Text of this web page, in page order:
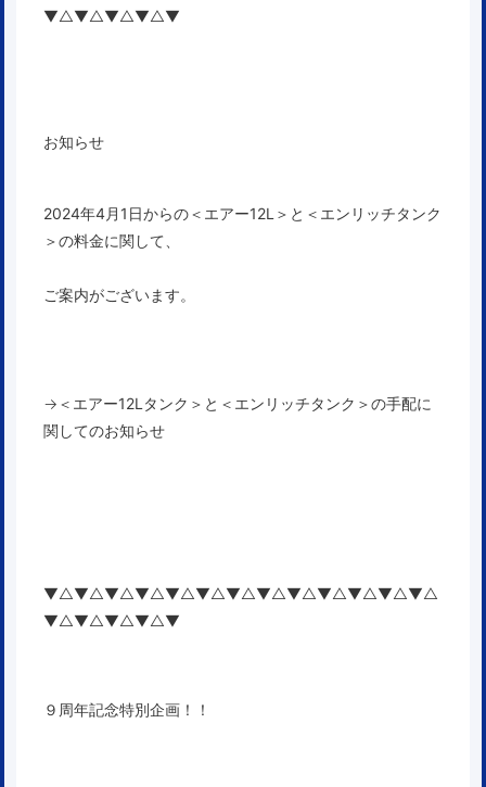
▼△▼△▼△▼△▼
お知らせ
2024年4月1日からの＜エアー12L＞と＜エンリッチタンク
＞の料金に関して、
ご案内がございます。
→ ＜エアー12Lタンク＞と＜エンリッチタンク＞の手配に
関してのお知らせ
▼△▼△▼△▼△▼△▼△▼△▼△▼△▼△▼△▼△▼△
▼△▼△▼△▼△▼
９周年記念特別企画！！